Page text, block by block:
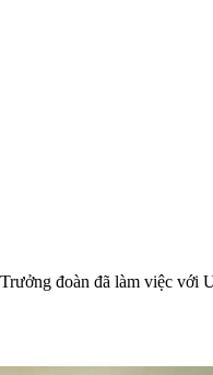
đoàn đã làm việc với